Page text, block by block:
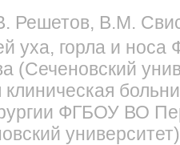
Решетов, В.М.
уха, горла и
(Сеченовский
клиническая
ФГБОУ ВО